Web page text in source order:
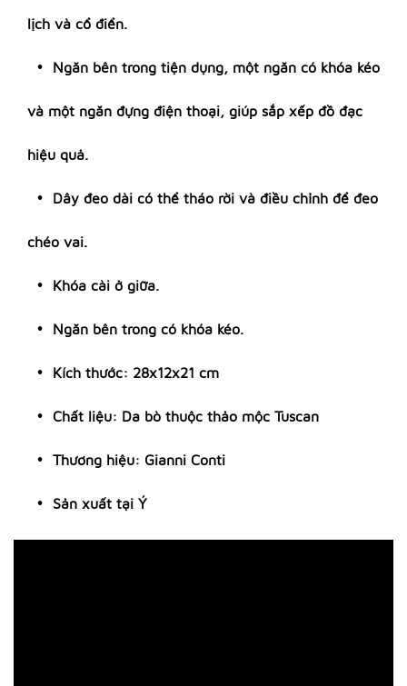
lịch và cổ điển.
Ngăn bên trong tiện dụng, một ngăn có khóa kéo
và một ngăn đựng điện thoại, giúp sắp xếp đồ đạc
hiệu quả.
Dây đeo dài có thể tháo rời và điều chỉnh để đeo
chéo vai.
Khóa cài ở giữa.
Ngăn bên trong có khóa kéo.
Kích thước: 28x12x21 cm
Chất liệu: Da bò thuộc thảo mộc Tuscan
Thương hiệu: Gianni Conti
Sản xuất tại Ý